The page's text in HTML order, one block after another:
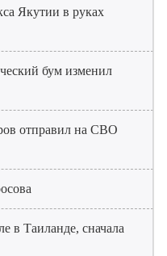
Якутии в руках
бум изменил
отправил на СВО
в Таиланде, сначала